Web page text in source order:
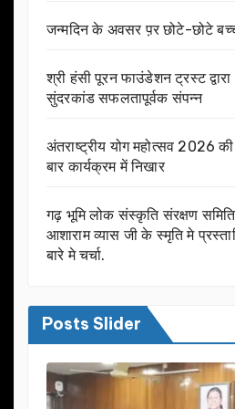
जन्मदिन के अवसर प़र छोटे-छोटे
श्री हंसी पूरन फाउंडेशन ट्रस्ट
सुंदरकांड सफलतापूर्वक संपन्न
अंतराष्ट्रीय योग महोत्सव 2026
बार कार्यक्रम में निखार
गढ़ भूमि लोक संस्कृति संरक्षण
आशाराम व्यास जी के स्मृति मे
बारे मे चर्चा.
Posts Slider